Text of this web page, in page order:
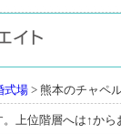
式場 > 熊本のチャペ
上位階層へは↑から